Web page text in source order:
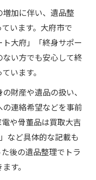
加に伴い、遺品整
います。大府市で
大府」「終身サポー
ない方でも安心して終
います。
財産や遺品の扱い、
連絡希望などを事前
や骨董品は買取大吉
など具体的な記載も
後の遺品整理でトラ
す。